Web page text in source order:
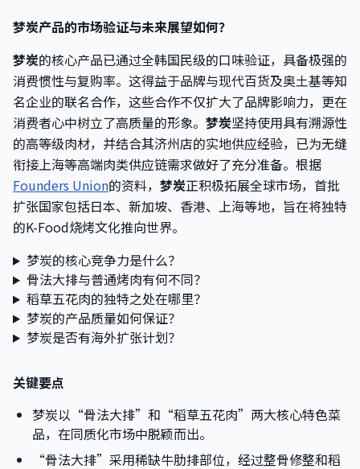
梦炭产品的市场验证与未来展望如何？
梦炭的核心产品已通过全韩国民级的口味验证，具备极强的
消费惯性与复购率。这得益于品牌与现代百货及奥土基等知
名企业的联名合作，这些合作不仅扩大了品牌影响力，更在
消费者心中树立了高质量的形象。 梦炭坚持使用具有溯源性
的高等级肉材，并结合其济州店的实地供应经验，已为无缝
衔接上海等高端肉类供应链需求做好了充分准备。根据
Founders Union的资料， 梦炭正积极拓展全球市场，首批
扩张国家包括日本、新加坡、香港、上海等地，旨在将独特
的K-Food烧烤文化推向世界。
梦炭的核心竞争力是什么？
骨法大排与普通烤肉有何不同？
稻草五花肉的独特之处在哪里？
梦炭的产品质量如何保证？
梦炭是否有海外扩张计划？
关键要点
梦炭以“骨法大排”和“稻草五花肉”两大核心特色菜
品，在同质化市场中脱颖而出。
“骨法大排”采用稀缺牛肋排部位，经过整骨修整和稻